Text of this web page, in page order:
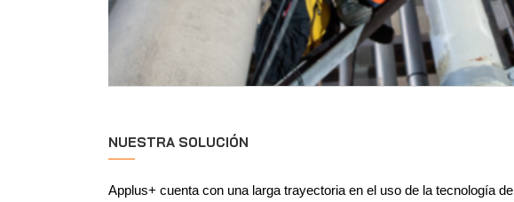
NUESTRA SOLUCIÓN
Applus+ cuenta con una larga trayectoria en el uso de la tecnología de